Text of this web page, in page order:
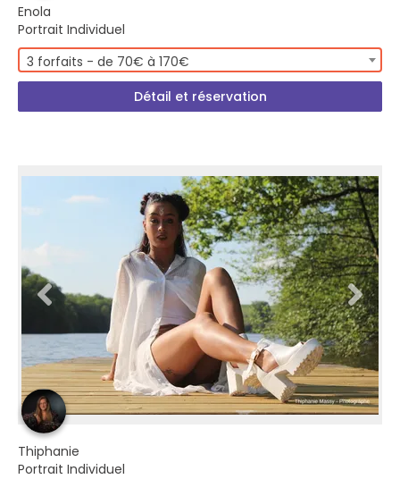
Enola
Portrait Individuel
3 forfaits - de 70€ à 170€
Détail et réservation
Thiphanie
Portrait Individuel